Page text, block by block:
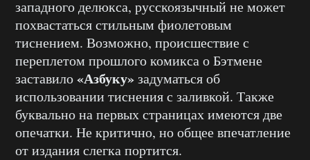
западного делюкса, русскоязычный не может
похвастаться стильным фиолетовым
тиснением. Возможно, происшествие с
переплетом прошлого комикса о Бэтмене
заставило«Азбуку»задуматься об
использовании тиснения с заливкой. Также
буквально на первых страницах имеются две
опечатки. Не критично, но общее впечатление
от издания слегка портится.